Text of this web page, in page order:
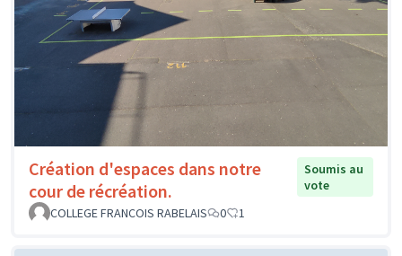
Création d'espaces dans notre
cour de récréation.
Soumis au
vote
COLLEGE FRANCOIS RABELAIS
0 1